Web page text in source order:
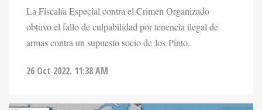
La Fiscalía Especial contra el Crimen Organizado
obtuvo el fallo de culpabilidad por tenencia ilegal de
armas contra un supuesto socio de los Pinto.
26 Oct 2022. 11:38 AM